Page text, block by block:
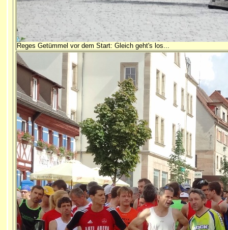
Reges Getümmel vor dem Start: Gleich geht's los...